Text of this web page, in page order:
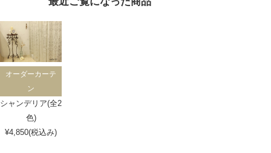
オーダーカーテ
ン
シャンデリア(全2
色)
¥4,850(税込み)